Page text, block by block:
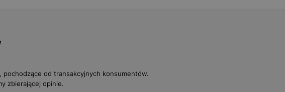
od transakcyjnych konsumentów.
zbierającej opinie.